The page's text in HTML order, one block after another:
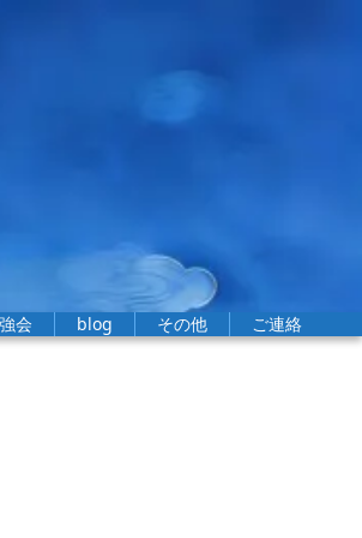
会 blog その他 ご連絡